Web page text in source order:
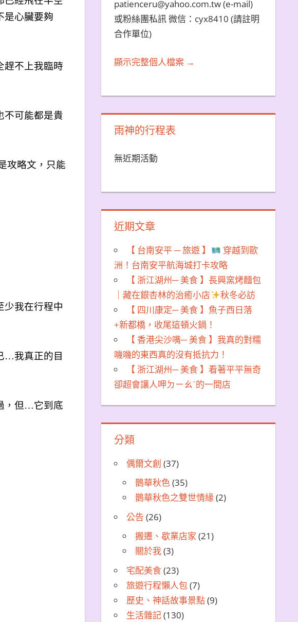
是心臟要夠
趕不上我臨時
不可能都是貴
攻略文，只能
少我在行程中
…我真正的目
，但…它到底
patienceru@yahoo.com.tw (e-mail)
或粉絲團私訊 微信：cyx8410 (請註明
合作單位)
顯示完整個人檔案 →
雨神的行程表
無近期活動
近期文章
【 台南安平 ─ 旅遊 】
穿越到歐
洲！台南安平航海城打卡攻略
【 浙江湖州─ 美食 】長興窯烤麵包
｜藏在銀杏林的治癒小店
秋冬必訪
【 四川康定─ 美食 】魚子西日落
+新都橋，收尾這頓火鍋！
【 香港尖沙嘴─ 美食 】我真的對糯
嘰嘰的東西真的沒有抵抗力！
【 浙江湖州─ 美食 】看著平平無奇
卻超會讓人呷ㄉㄧㄠˊ的一間店
分類
偶爾文創 (37)
鵲華秋色(35)
鵲華秋色之雙世情緣(2)
公告 (26)
搬遷、歇業店家 (21)
關於我(3)
宅配美食(23)
旅遊行程懶人包(7)
歷史、神話故事景點(9)
生活雜記(130)